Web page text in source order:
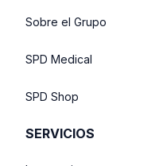
Sobre el Grupo
SPD Medical
SPD Shop
SERVICIOS